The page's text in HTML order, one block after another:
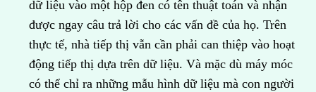
dữ liệu vào một hộp đen có tên thuật toán và nhận
được ngay câu trả lời cho các vấn đề của họ. Trên
thực tế, nhà tiếp thị vẫn cần phải can thiệp vào hoạt
động tiếp thị dựa trên dữ liệu. Và mặc dù máy móc
có thể chỉ ra những mẫu hình dữ liệu mà con người